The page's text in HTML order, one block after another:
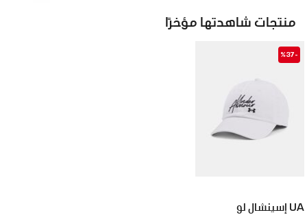
منتجات شاهدتها مؤخرًا
-%37
UA إسينشال لو